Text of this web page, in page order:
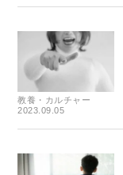
教養・カルチャー
2023.09.05